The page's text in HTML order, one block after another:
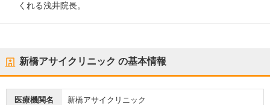
くれる浅井院長。
新橋アサイクリニック の基本情報
医療機関名 新橋アサイクリニック